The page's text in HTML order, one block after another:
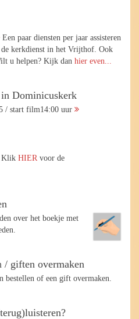
Een paar diensten per jaar assisteren
kerkdienst in het Vrijthof. Ook
u helpen? Kijk dan hier even...
Dominicuskerk
/ start film14:00 uur
Klik HIER voor de
over het boekje met
/ giften overmaken
bestellen of een gift overmaken.